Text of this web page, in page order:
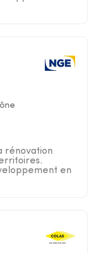
rénovation
en